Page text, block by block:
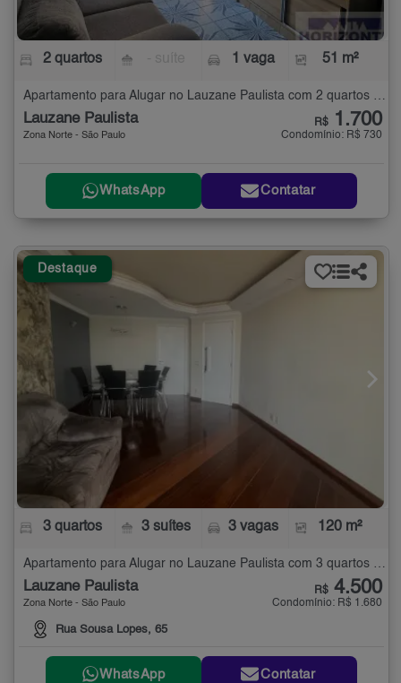
2 quartos 1 vaga 51 m²
Lauzane Paulista
Zona Norte - São Paulo
R$ 1.700
Condomínio: R$ 730
WhatsApp Contatar
Destaque
3 quartos 3 suítes 3 vagas 120 m²
Apartamento para Alugar no Lauzane Paulista com 3 quartos - 120 m²
Lauzane Paulista
Zona Norte - São Paulo
Rua Sousa Lopes, 65
R$ 4.500
Condomínio: R$ 1.680
WhatsApp Contatar